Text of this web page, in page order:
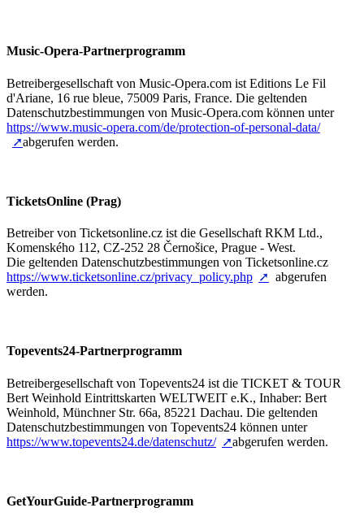
Music-Opera-Partnerprogramm
Betreibergesellschaft von Music-Opera.com ist Editions Le Fil
d'Ariane, 16 rue bleue, 75009 Paris, France. Die geltenden
Datenschutzbestimmungen von Music-Opera.com können unter
https://www.music-opera.com/de/protection-of-personal-data/
abgerufen werden.
TicketsOnline (Prag)
Betreiber von Ticketsonline.cz ist die Gesellschaft RKM Ltd.,
Komenského 112, CZ-252 28 Černošice, Prague - West.
Die geltenden Datenschutzbestimmungen von Ticketsonline.cz
https://www.ticketsonline.cz/privacy_policy.php
abgerufen
werden.
Topevents24-Partnerprogramm
Betreibergesellschaft von Topevents24 ist die TICKET & TOUR
Bert Weinhold Eintrittskarten WELTWEIT e.K., Inhaber: Bert
Weinhold, Münchner Str. 66a, 85221 Dachau. Die geltenden
Datenschutzbestimmungen von Topevents24 können unter
https://www.topevents24.de/datenschutz/
abgerufen werden.
GetYourGuide-Partnerprogramm